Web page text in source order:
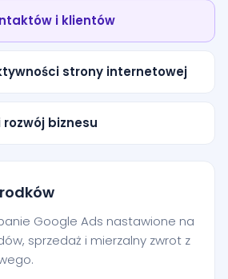
i klientów
strony internetowej
biznesu
Google Ads nastawione na
sprzedaż i mierzalny zwrot z